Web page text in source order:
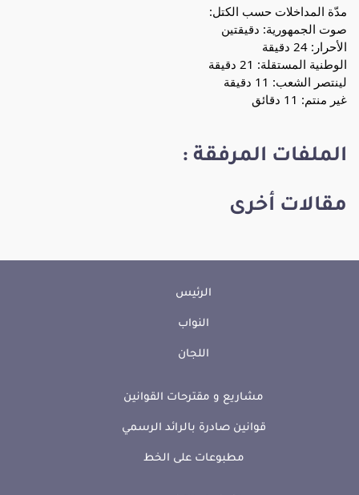
مدّة المداخلات حسب الكتل:
صوت الجمهورية: دقيقتين
الأحرار: 24 دقيقة
الوطنية المستقلة: 21 دقيقة
لينتصر الشعب: 11 دقيقة
غير منتم: 11 دقائق
الملفات المرفقة :
مقالات أخرى
الرئيس
النواب
اللجان
مشاريع و مقترحات القوانين
قوانين صادرة بالرائد الرسمي
مطبوعات على الخط